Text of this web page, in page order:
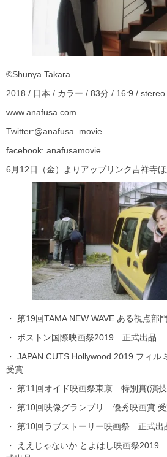
©Shunya Takara
2018 / 日本 / カラー / 83分 / 16:9 / stereo
www.anafusa.com
Twitter:@anafusa_movie
facebook: anafusamovie
6月12日（金）よりアップリンク吉祥寺
・ 第19回TAMA NEW WAVE ある視点部
・ ボストン国際映画祭2019 正式出品
・ JAPAN CUTS Hollywood 2019 フィル
受賞
・ 第11回オイド映画祭東京 特別賞(演
・ 第10回映像グランプリ 優秀映画賞
・ 第10回ラブストーリー映画祭 正式出
・ ええじゃないか とよはし映画祭